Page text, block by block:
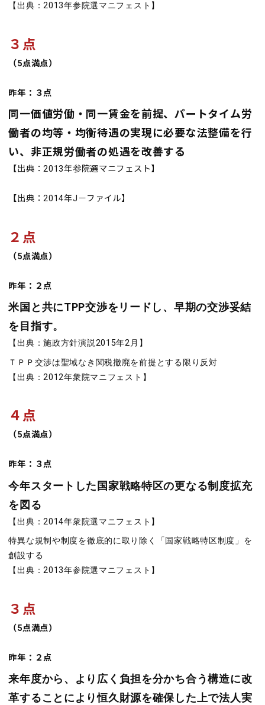
【出典：2013年参院選マニフェスト】
３点
（5点満点）
昨年：３点
同一価値労働・同一賃金を前提、パートタイム労
働者の均等・均衡待遇の実現に必要な法整備を行
い、非正規労働者の処遇を改善する
【出典：2013年参院選マニフェスト】
【出典：2014年J－ファイル】
２点
（5点満点）
昨年：２点
米国と共にTPP交渉をリードし、早期の交渉妥結
を目指す。
【出典：施政方針演説2015年2月】
ＴＰＰ交渉は聖域なき関税撤廃を前提とする限り反対
【出典：2012年衆院マニフェスト】
４点
（5点満点）
昨年：３点
今年スタートした国家戦略特区の更なる制度拡充
を図る
【出典：2014年衆院選マニフェスト】
特異な規制や制度を徹底的に取り除く「国家戦略特区制度」を
創設する
【出典：2013年参院選マニフェスト】
３点
（5点満点）
昨年：２点
来年度から、より広く負担を分かち合う構造に改
革することにより恒久財源を確保した上で法人実